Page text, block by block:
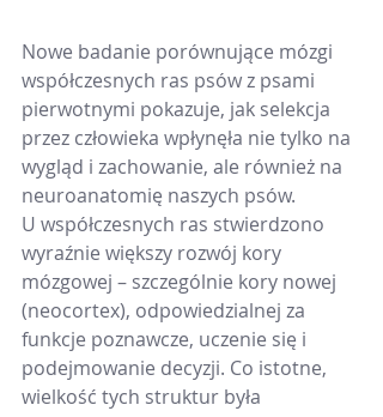
Nowe badanie porównujące mózgi
współczesnych ras psów z psami
pierwotnymi pokazuje, jak selekcja
przez człowieka wpłynęła nie tylko na
wygląd i zachowanie, ale również na
neuroanatomię naszych psów.
U współczesnych ras stwierdzono
wyraźnie większy rozwój kory
mózgowej – szczególnie kory nowej
(neocortex), odpowiedzialnej za
funkcje poznawcze, uczenie się i
podejmowanie decyzji. Co istotne,
wielkość tych struktur była